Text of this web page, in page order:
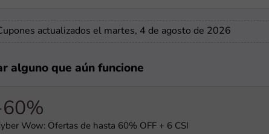
actualizados el martes, 4 de agosto de 2026
alguno que aún funcione
Wow: Ofertas de hasta 60% OFF + 6 CSI